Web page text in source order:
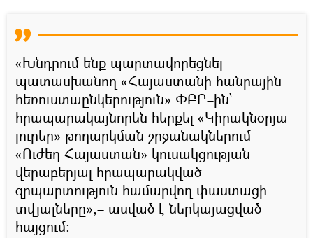
«Խնդրում ենք պարտավորեցնել
պատասխանող «Հայաստանի հանրային
հեռուստաընկերություն» ՓԲԸ–ին`
հրապարակայնորեն հերքել «Կիրակնօրյա
լուրեր» թողարկման շրջանակներում
«Ուժեղ Հայաստան» կուսակցության
վերաբերյալ հրապարակված
զրպարտություն համարվող փաստացի
տվյալները»,– ասված է ներկայացված
հայցում։